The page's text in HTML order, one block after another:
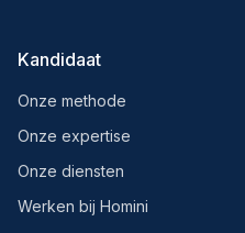
Kandidaat
Onze methode
Onze expertise
Onze diensten
Werken bij Homini